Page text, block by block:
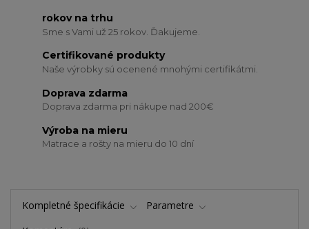
rokov na trhu
Sme s Vami už 25 rokov. Ďakujeme.
Certifikované produkty
Naše výrobky sú ocenené mnohými certifikátmi.
Doprava zdarma
Doprava zdarma pri nákupe nad 200€
Výroba na mieru
Matrace a rošty na mieru do 10 dní
Kompletné špecifikácie
Parametre